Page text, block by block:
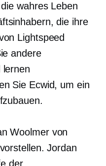
wahres Leben
die ihre
Lightspeed
andere
lernen
Sie Ecwid, um ein
Woolmer von
Jordan
der